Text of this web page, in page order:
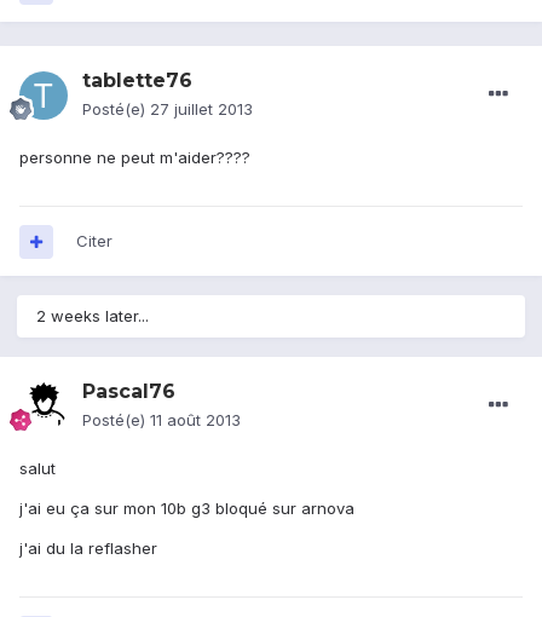
tablette76
Posté(e) 27 juillet 2013
personne ne peut m'aider????
Citer
2 weeks later...
Pascal76
Posté(e) 11 août 2013
salut
j'ai eu ça sur mon 10b g3 bloqué sur arnova
j'ai du la reflasher